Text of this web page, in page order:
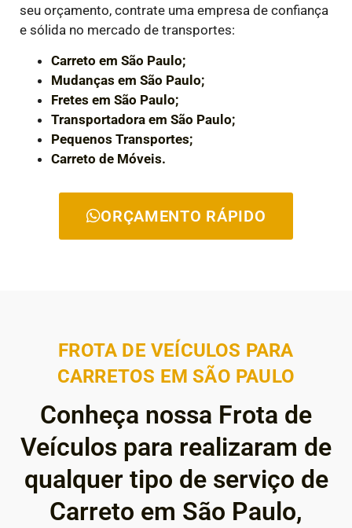
seu orçamento, contrate uma empresa de confiança
e sólida no mercado de transportes:
Carreto em São Paulo;
Mudanças em São Paulo;
Fretes em São Paulo;
Transportadora em São Paulo;
Pequenos Transportes;
Carreto de Móveis.
ORÇAMENTO RÁPIDO
FROTA DE VEÍCULOS PARA
CARRETOS EM SÃO PAULO
Conheça nossa Frota de
Veículos para realizaram de
qualquer tipo de serviço de
Carreto em São Paulo,